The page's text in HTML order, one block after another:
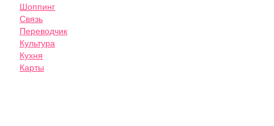
Шоппинг
Связь
Переводчик
Культура
Кухня
Карты